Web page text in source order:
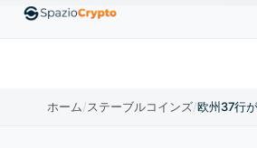
EthereumETH$1,880.58
ホーム/ステーブルコインズ/欧州37行